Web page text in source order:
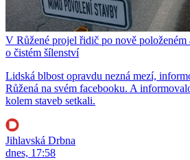
V Růžené projel řidič po nově položeném
o čistém šílenství
Lidská blbost opravdu nezná mezí,
Růžená na svém facebooku. A
kolem staveb setkali.
Jihlavská Drbna
dnes, 17:58